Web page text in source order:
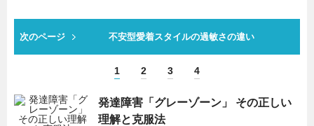
次のページ 不安型愛着スタイルの過敏さの違い
1 2 3 4
発達障害「グレーゾーン」 その正しい
理解と克服法